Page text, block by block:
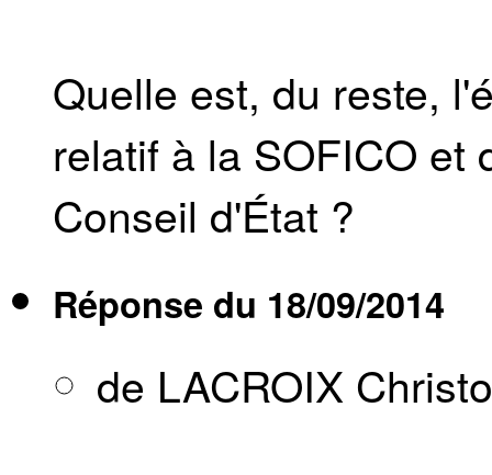
Quelle est, du reste,
relatif à la SOFICO et
Conseil d'État ?
Réponse du 18/09/2014
de LACROIX